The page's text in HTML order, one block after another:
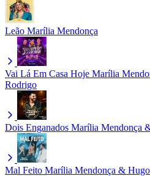
Leão Marília Mendonça
Vai Lá Em Casa Hoje Marília
Rodrigo
Dois Enganados Marília Mendonça
Mal Feito Marília Mendonça &